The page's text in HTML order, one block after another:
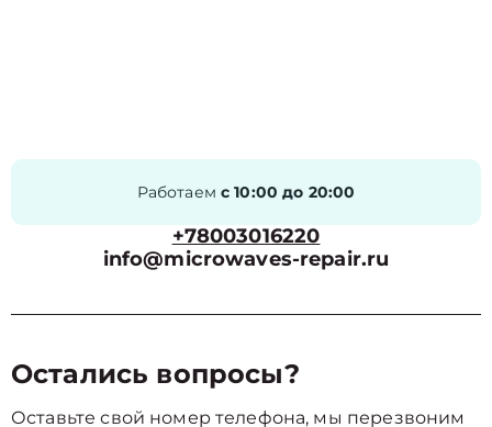
Работаем с 10:00 до 20:00
+78003016220
info@microwaves-repair.ru
Остались вопросы?
Оставьте свой номер телефона, мы перезвоним